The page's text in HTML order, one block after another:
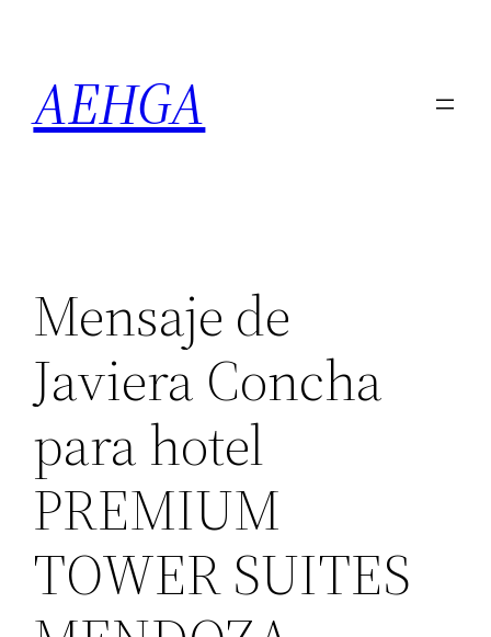
contenido
AEHGA
Mensaje de
Javiera Concha
para hotel
PREMIUM
TOWER SUITES